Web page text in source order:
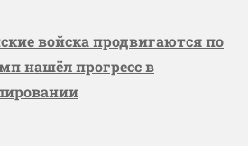
войска продвигаются по
нашёл прогресс в